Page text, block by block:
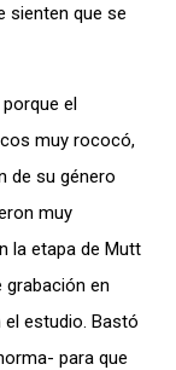
sienten que se
el
muy rococó,
de su género
muy
la etapa de Mutt
en
estudio. Bastó
para que